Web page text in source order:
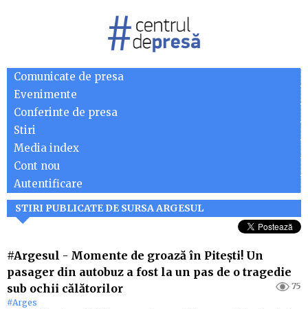
Comunicate de presa
Evenimente
Conferinte de presa
Stiri
Media index
Cont nou
Autentificare
STIRI PUBLICATE DE SURSA ARGESUL
#Argesul - Momente de groază în Pitești! Un
pasager din autobuz a fost la un pas de o tragedie
sub ochii călătorilor
75
#Arges